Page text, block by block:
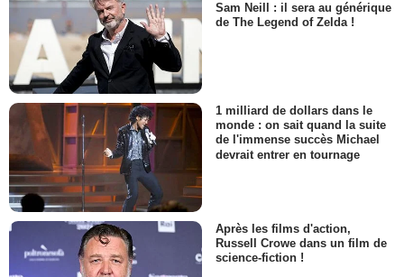
Sam Neill : il sera au générique
de The Legend of Zelda !
1 milliard de dollars dans le
monde : on sait quand la suite
de l'immense succès Michael
devrait entrer en tournage
Après les films d'action,
Russell Crowe dans un film de
science-fiction !